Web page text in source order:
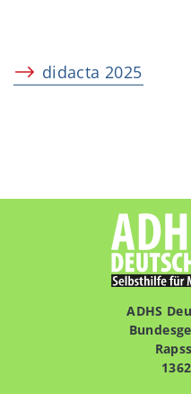
didacta 2025
ADHS